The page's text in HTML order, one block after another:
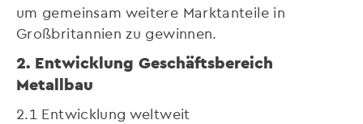
um gemeinsam weitere Marktanteile in
Großbritannien zu gewinnen.
2. Entwicklung Geschäftsbereich
Metallbau
2.1 Entwicklung weltweit